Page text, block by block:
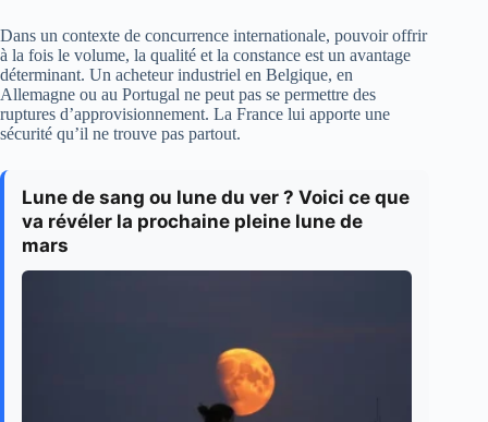
Dans un contexte de concurrence internationale, pouvoir offrir
à la fois le volume, la qualité et la constance est un avantage
déterminant. Un acheteur industriel en Belgique, en
Allemagne ou au Portugal ne peut pas se permettre des
ruptures d’approvisionnement. La France lui apporte une
sécurité qu’il ne trouve pas partout.
Lune de sang ou lune du ver ? Voici ce que
va révéler la prochaine pleine lune de
mars